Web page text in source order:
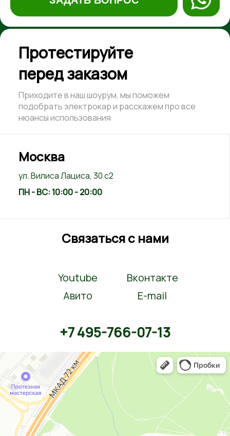
Протестируйте
перед заказом
Приходите в наш шоурум, мы поможем
подобрать электрокар и расскажем про все
нюансы использования
Москва
ул. Вилиса Лациса, 30 с2
ПН - ВС: 10:00 - 20:00
Связаться с нами
Youtube
Вконтакте
Авито
E-mail
+7 495-766-07-13